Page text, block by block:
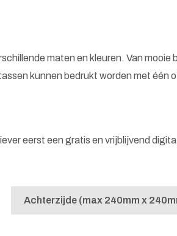
maten en kleuren. Van
kunnen bedrukt worden met
eerst een gratis en vrijblijvend
Achterzijde (max 240mm x